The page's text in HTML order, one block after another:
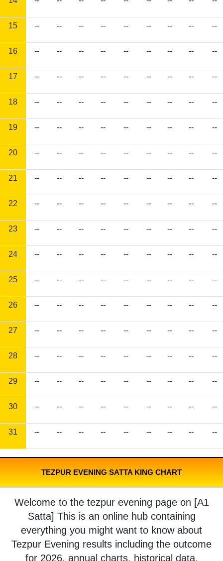
15 -- -- -- -- -- -- -- -- --
16 -- -- -- -- -- -- -- -- --
17 -- -- -- -- -- -- -- -- --
18 -- -- -- -- -- -- -- -- --
19 -- -- -- -- -- -- -- -- --
20 -- -- -- -- -- -- -- -- --
21 -- -- -- -- -- -- -- -- --
22 -- -- -- -- -- -- -- -- --
23 -- -- -- -- -- -- -- -- --
24 -- -- -- -- -- -- -- -- --
25 -- -- -- -- -- -- -- -- --
26 -- -- -- -- -- -- -- -- --
27 -- -- -- -- -- -- -- -- --
28 -- -- -- -- -- -- -- -- --
29 -- -- -- -- -- -- -- -- --
30 -- -- -- -- -- -- -- -- --
31 -- -- -- -- -- -- -- -- --
TEZPUR EVENING SATTA KING CHART
Welcome to the tezpur evening page on [A1
Satta] This is an online hub containing
everything you might want to know about
Tezpur Evening results including the outcome
for 2026, annual charts, historical data,